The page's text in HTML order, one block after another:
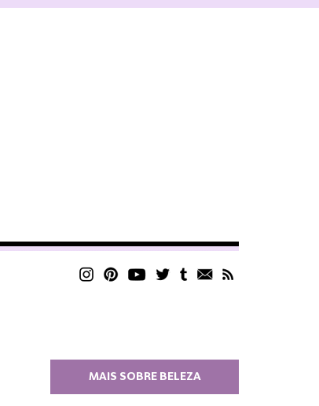
MAIS SOBRE BELEZA